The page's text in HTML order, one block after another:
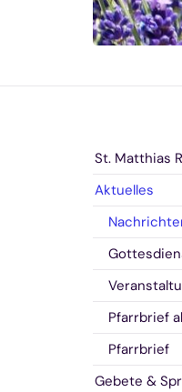
St. Matthias
Aktuelles
Pfarrbrief
Pfarrbrief
Gebete &